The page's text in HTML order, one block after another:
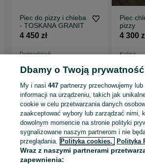
Piec do pizzy i chleba
- TOSKANA GRANIT
4 450 zł
Dobrodzień
Piec
pizzy
4 300
Kalisz
Strona główna Dom i Ogród Ogród Grill Grill
Polkowice
KATEGORIA
ID:685582903
Dbamy o Twoją prywatność
My i nasi447 partnerzy przechowujemy
informacji na urządzeniu, takich jak
cookie w celu przetwarzania danych
zaakceptować wybory lub zarządzać nimi,
dowolnym momencie na stronie polityki
sygnalizowane naszym partnerom i nie
przeglądania. Polityka cookies, Polityka
Wraz z naszymi partnerami
zapewnienia: